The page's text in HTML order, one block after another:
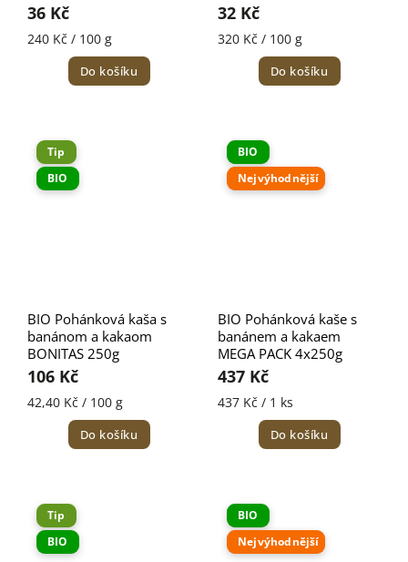
36 Kč
240 Kč / 100 g
Do košíku
32 Kč
320 Kč / 100 g
Do košíku
Tip
BIO
BIO Pohánková kaša s
banánom a kakaom
BONITAS 250g
106 Kč
42,40 Kč / 100 g
Do košíku
BIO
Nejvýhodnější
BIO Pohánková kaše s
banánem a kakaem
MEGA PACK 4x250g
437 Kč
437 Kč / 1 ks
Do košíku
Tip
BIO
BIO
Nejvýhodnější